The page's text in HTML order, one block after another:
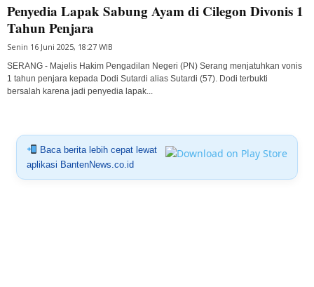
Penyedia Lapak Sabung Ayam di Cilegon Divonis 1
Tahun Penjara
Senin 16 Juni 2025, 18:27 WIB
SERANG - Majelis Hakim Pengadilan Negeri (PN) Serang menjatuhkan vonis
1 tahun penjara kepada Dodi Sutardi alias Sutardi (57). Dodi terbukti
bersalah karena jadi penyedia lapak...
Baca berita lebih cepat lewat
aplikasi BantenNews.co.id